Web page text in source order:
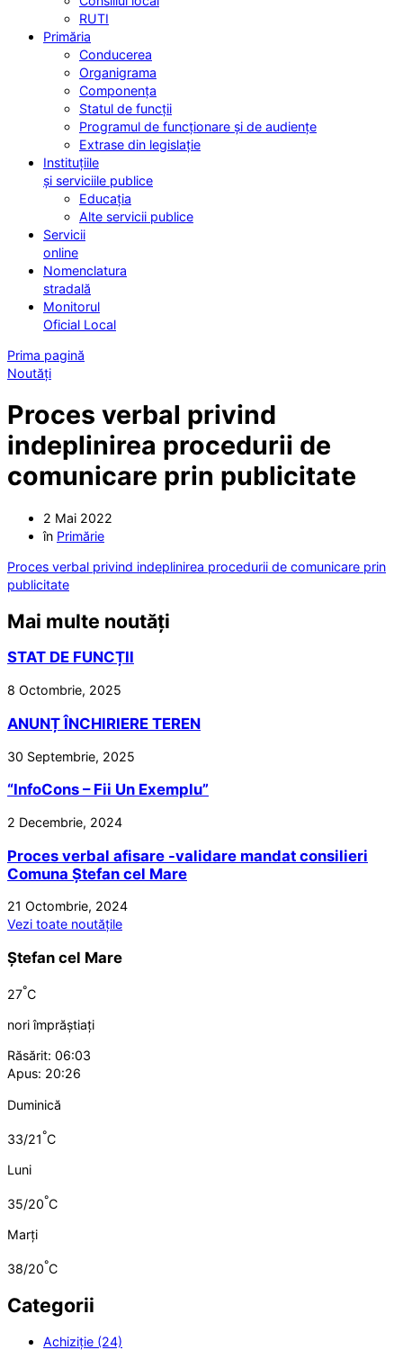
RUTI
Primăria
Conducerea
Organigrama
Componența
Statul de funcții
Programul de funcționare și de audiențe
Extrase din legislație
Instituțiile
și serviciile publice
Educația
Alte servicii publice
Servicii
online
Nomenclatura
stradală
Monitorul
Oficial Local
Prima pagină
Noutăți
Proces verbal privind
indeplinirea procedurii de
comunicare prin publicitate
2 Mai 2022
în Primărie
Proces verbal privind indeplinirea procedurii de comunicare prin
publicitate
Mai multe noutăți
STAT DE FUNCȚII
8 Octombrie, 2025
ANUNȚ ÎNCHIRIERE TEREN
30 Septembrie, 2025
“InfoCons – Fii Un Exemplu”
2 Decembrie, 2024
Proces verbal afisare -validare mandat consilieri
Comuna Ștefan cel Mare
21 Octombrie, 2024
Vezi toate noutățile
Ștefan cel Mare
27°C
nori împrăștiați
Răsărit: 06:03
Apus: 20:26
Duminică
33/21°C
Luni
35/20°C
Marți
38/20°C
Categorii
Achiziție (24)